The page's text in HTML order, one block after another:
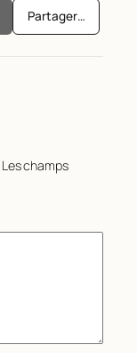
Partager…
Les champs